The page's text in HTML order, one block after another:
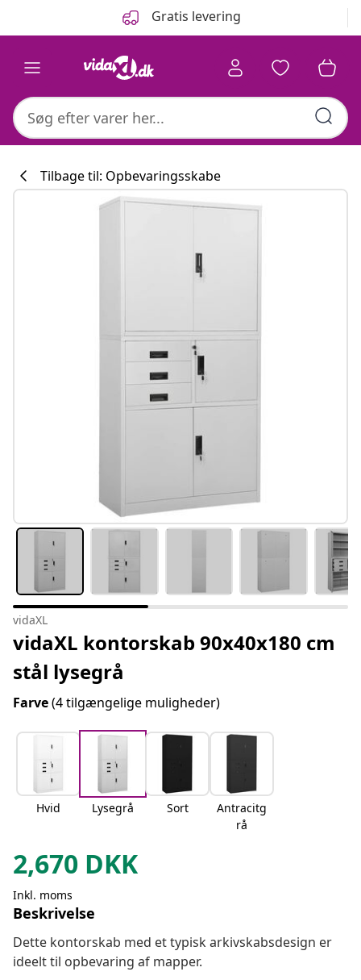
Gratis levering
Tilbage til: Opbevaringsskabe
vidaXL
vidaXL kontorskab 90x40x180 cm
stål lysegrå
Farve(4 tilgængelige muligheder)
Hvid Lysegrå Sort
Antracitg
rå
2,670 DKK
Inkl. moms
Beskrivelse
Dette kontorskab med et typisk arkivskabsdesign er
ideelt til opbevaring af mapper.